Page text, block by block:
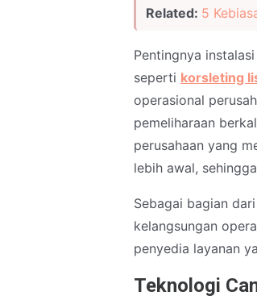
Related: 5
Pentingnya
seperti korsleting
operasional
pemeliharaan
perusahaan yang
lebih awal,
Sebagai bagian
kelangsungan
penyedia layanan
Teknologi